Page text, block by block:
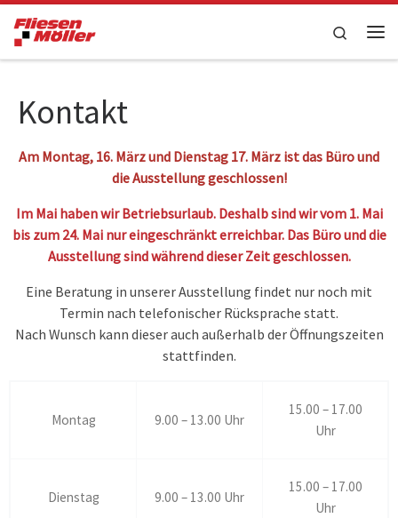
Zum Inhalt springen
Search
Kontakt
Am Montag, 16. März und Dienstag 17. März ist das Büro und
die Ausstellung geschlossen!
Im Mai haben wir Betriebsurlaub. Deshalb sind wir vom 1. Mai
bis zum 24. Mai nur eingeschränkt erreichbar. Das Büro und die
Ausstellung sind während dieser Zeit geschlossen.
Eine Beratung in unserer Ausstellung findet nur noch mit
Termin nach telefonischer Rücksprache statt.
Nach Wunsch kann dieser auch außerhalb der Öffnungszeiten
stattfinden.
Montag 9.00 – 13.00 Uhr
15.00 – 17.00
Uhr
Dienstag 9.00 – 13.00 Uhr
15.00 – 17.00
Uhr